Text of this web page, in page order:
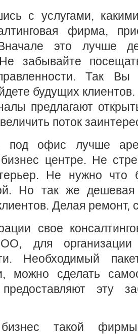
с услугами,
фирма,
это лучше
забывайте
Так Вы
будущих клиентов.
предлагают
поток
под офис лучше
центре. Не
Не нужно что
Но так же
Делая ремонт,
свое
для
Необходимый
можно сделать
эту
такой